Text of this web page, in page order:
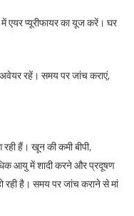
एयर प्यूरीफायर का यूज करें। घर
रहें। समय पर जांच कराएं,
हैं। खून की कमी बीपी,
आयु में शादी करने और प्रदूषण
रही है। समय पर जांच कराने से मां